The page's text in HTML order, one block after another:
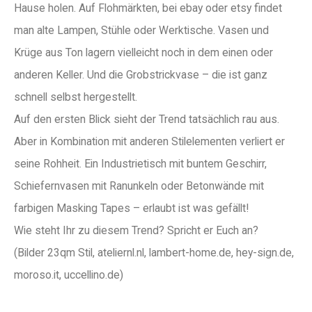
Hause holen. Auf Flohmärkten, bei ebay oder etsy findet
man alte Lampen, Stühle oder Werktische. Vasen und
Krüge aus Ton lagern vielleicht noch in dem einen oder
anderen Keller. Und die Grobstrickvase – die ist ganz
schnell selbst hergestellt.
Auf den ersten Blick sieht der Trend tatsächlich rau aus.
Aber in Kombination mit anderen Stilelementen verliert er
seine Rohheit. Ein Industrietisch mit buntem Geschirr,
Schiefernvasen mit Ranunkeln oder Betonwände mit
farbigen Masking Tapes – erlaubt ist was gefällt!
Wie steht Ihr zu diesem Trend? Spricht er Euch an?
(Bilder 23qm Stil, ateliernl.nl, lambert-home.de, hey-sign.de,
moroso.it, uccellino.de)